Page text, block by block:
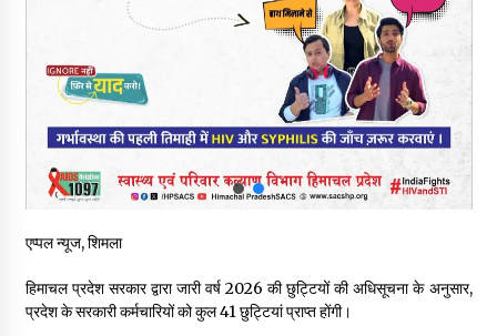
रूपी भावा वन्यजीव अभयारण्य में फिर दिखा जंगलों का ‘खामोश पहरेदार’, दुर्लभ
हिमालयन “सीरो” कैमरे में कैद
भ्रष्टाचार से अर्जित संपत्ति जब्त कर गरीबों में बांटेगी हिमाचल सरकार -CM
06/08/2026
आपदा के दौरान मीडिया संचार एवं सूचना प्रबंधन पर शिमला में एक दिवसीय
एप्पल न्यूज, शिमला
हिमाचल प्रदेश सरकार द्वारा जारी वर्ष 2026 की छुट्टियों की अधिसूचना के अनुसार,
प्रदेश के सरकारी कर्मचारियों को कुल 41 छुट्टियां प्राप्त होंगी।